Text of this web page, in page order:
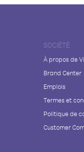
SOCIÉTÉ
À propos de
Brand Center
Emplois
Termes et
Politique de
Customer